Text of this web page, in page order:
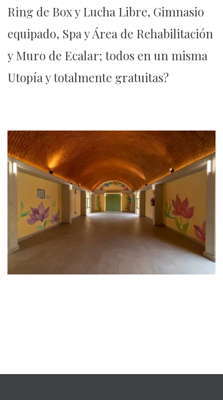
Ring de Box y Lucha Libre, Gimnasio
equipado, Spa y Área de Rehabilitación
y Muro de Ecalar; todos en un misma
Utopía y totalmente gratuitas?